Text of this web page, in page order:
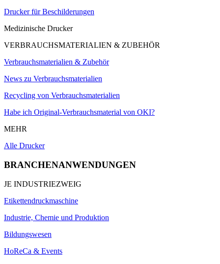
Drucker für Beschilderungen
Medizinische Drucker
VERBRAUCHSMATERIALIEN & ZUBEHÖR
Verbrauchsmaterialien & Zubehör
News zu Verbrauchsmaterialien
Recycling von Verbrauchsmaterialien
Habe ich Original-Verbrauchsmaterial von OKI?
MEHR
Alle Drucker
BRANCHENANWENDUNGEN
JE INDUSTRIEZWEIG
Etikettendruckmaschine
Industrie, Chemie und Produktion
Bildungswesen
HoReCa & Events